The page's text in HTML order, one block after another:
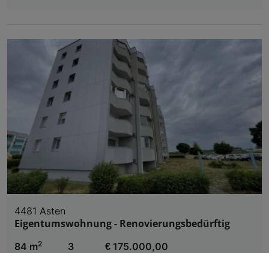
4481 Asten
Eigentumswohnung - Renovierungsbedürftig
84 m2
3 € 175.000,00